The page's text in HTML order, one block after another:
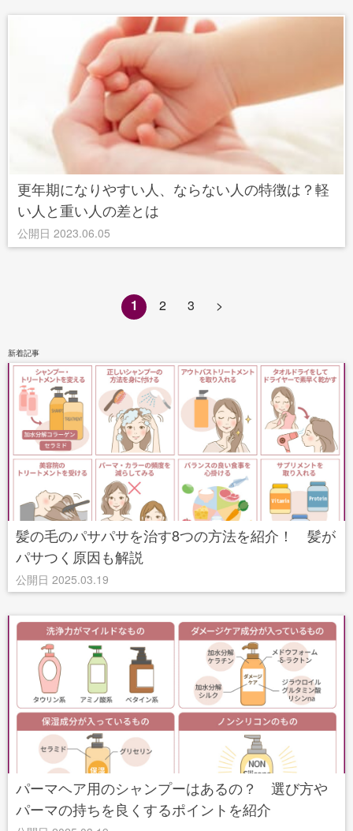
更年期になりやすい⼈、ならない人の特徴は？軽
い人と重い人の差とは
公開日 2023.06.05
1 2 3 >
新着記事
髪の毛のパサパサを治す8つの方法を紹介！ 髪が
パサつく原因も解説
公開日 2025.03.19
パーマヘア用のシャンプーはあるの？ 選び方や
パーマの持ちを良くするポイントを紹介